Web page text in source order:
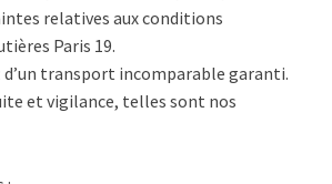
relatives aux conditions
Paris 19.
d’un transport incomparable garanti.
et vigilance, telles sont nos